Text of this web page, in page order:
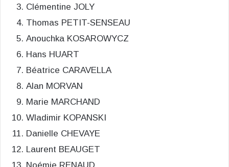
Clémentine JOLY
Thomas PETIT-SENSEAU
Anouchka KOSAROWYCZ
Hans HUART
Béatrice CARAVELLA
Alan MORVAN
Marie MARCHAND
Wladimir KOPANSKI
Danielle CHEVAYE
Laurent BEAUGET